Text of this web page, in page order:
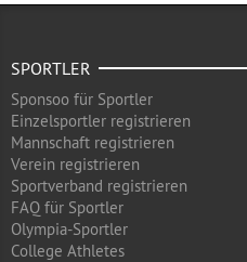
SPORTLER
Sponsoo für Sportler
Einzelsportler registrieren
Mannschaft registrieren
Verein registrieren
Sportverband registrieren
FAQ für Sportler
Olympia-Sportler
College Athletes